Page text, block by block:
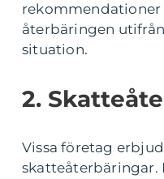
återbäringen
situation.
2.
Vissa företag
skatteåterbäringar.